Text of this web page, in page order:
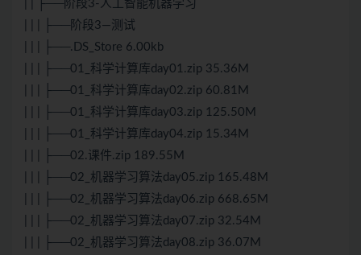
| | ├──阶段3-人工智能机器学习
| | | ├──阶段3—测试
| | | ├──.DS_Store 6.00kb
| | | ├──01_科学计算库day01.zip 35.36M
| | | ├──01_科学计算库day02.zip 60.81M
| | | ├──01_科学计算库day03.zip 125.50M
| | | ├──01_科学计算库day04.zip 15.34M
| | | ├──02.课件.zip 189.55M
| | | ├──02_机器学习算法day05.zip 165.48M
| | | ├──02_机器学习算法day06.zip 668.65M
| | | ├──02_机器学习算法day07.zip 32.54M
| | | ├──02_机器学习算法day08.zip 36.07M